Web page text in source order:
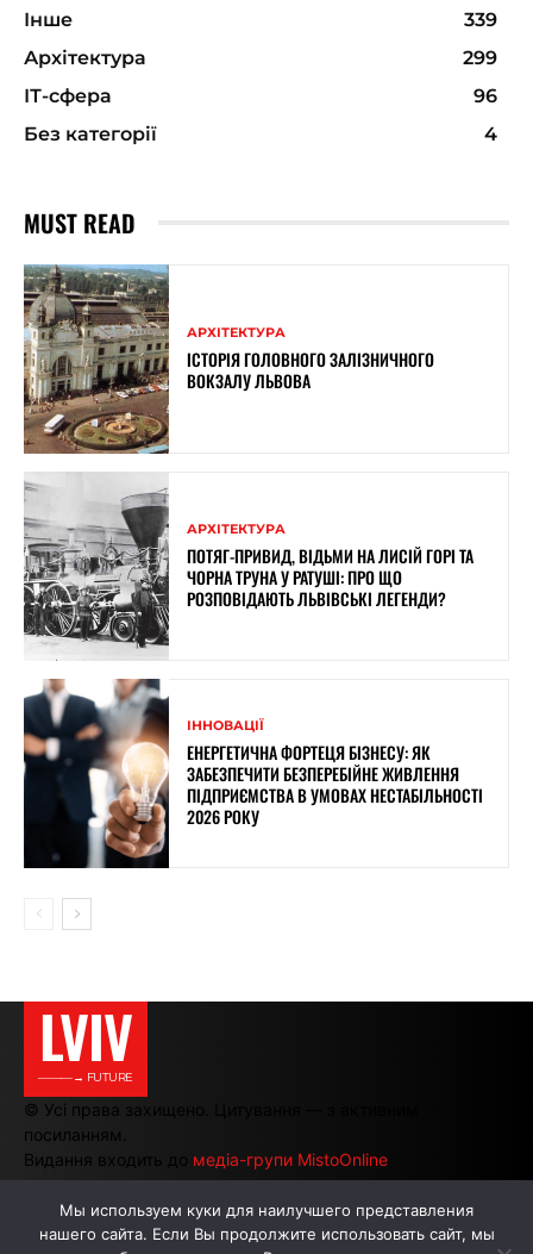
Інше
339
Архітектура
299
ІТ-сфера
96
Без категорії
4
MUST READ
АРХІТЕКТУРА
ІСТОРІЯ ГОЛОВНОГО ЗАЛІЗНИЧНОГО
ВОКЗАЛУ ЛЬВОВА
АРХІТЕКТУРА
ПОТЯГ-ПРИВИД, ВІДЬМИ НА ЛИСІЙ ГОРІ ТА
ЧОРНА ТРУНА У РАТУШІ: ПРО ЩО
РОЗПОВІДАЮТЬ ЛЬВІВСЬКІ ЛЕГЕНДИ?
ІННОВАЦІЇ
ЕНЕРГЕТИЧНА ФОРТЕЦЯ БІЗНЕСУ: ЯК
ЗАБЕЗПЕЧИТИ БЕЗПЕРЕБІЙНЕ ЖИВЛЕННЯ
ПІДПРИЄМСТВА В УМОВАХ НЕСТАБІЛЬНОСТІ
2026 РОКУ
LVIV
———→ FUTURE
© Усі права захищено. Цитування — з активним
посиланням.
Видання входить до медіа-групи MistoOnline
АВТОРИ РЕКЛАМА НА САЙТІ
Мы используем куки для наилучшего представления
нашего сайта. Если Вы продолжите использовать сайт, мы